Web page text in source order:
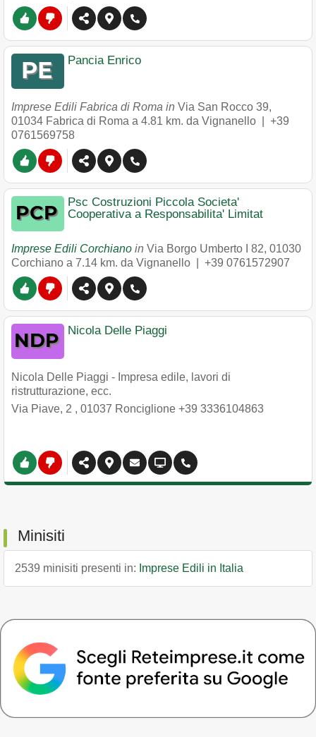
Pancia Enrico
Imprese Edili Fabrica di Roma in Via San Rocco 39,
01034 Fabrica di Roma a 4.81 km. da Vignanello | +39
0761569758
Psc Costruzioni Piccola Societa'
Cooperativa a Responsabilita' Limitat
Imprese Edili Corchiano in Via Borgo Umberto I 82, 01030
Corchiano a 7.14 km. da Vignanello | +39 0761572907
Nicola Delle Piaggi
Nicola Delle Piaggi - Impresa edile, lavori di
ristrutturazione, ecc.
Via Piave, 2 , 01037 Ronciglione +39 3336104863
Minisiti
2539 minisiti presenti in: Imprese Edili in Italia